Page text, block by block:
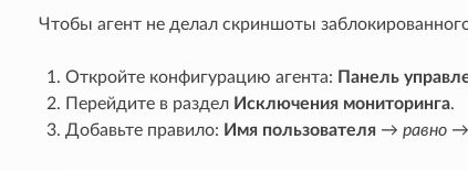
Чтобы агент не делал скриншоты
Откройте конфигурацию агента: Панель
Перейдите в раздел Исключения мониторинга.
Добавьте правило: Имя пользователя→ равно→